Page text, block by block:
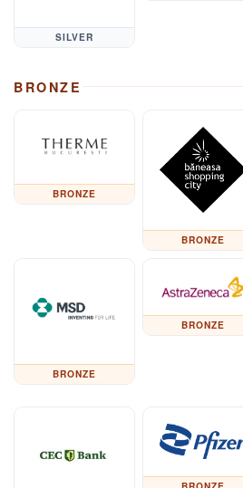
SILVER
BRONZE
BRONZE
BRONZE
BRONZE
BRONZE